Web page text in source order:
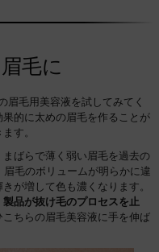
毛に
眉毛用美容液を試してみてく
的に太めの眉毛を作ることが
す。
ばらで薄く弱い眉毛を過去の
毛のボリュームが明らかに違
が増して色も濃くなります。
品が抜け毛のプロセスを止
こちらの眉毛美容液に手を伸ば